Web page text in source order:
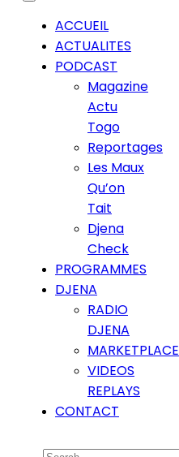
ACCUEIL
ACTUALITES
PODCAST
Magazine
Actu
Togo
Reportages
Les Maux
Qu’on
Tait
Djena
Check
PROGRAMMES
DJENA
RADIO
DJENA
MARKETPLACE
VIDEOS
REPLAYS
CONTACT